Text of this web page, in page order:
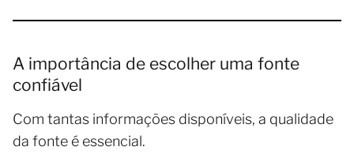
A importância de escolher uma fonte
confiável
Com tantas informações disponíveis, a qualidade
da fonte é essencial.